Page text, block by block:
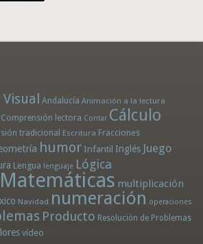
Andalucía Animación a la lectura
Comprensión lectora Contar Cálculo
tradicional Escritura Fracciones
humor Infantil Inglés Juego
Lengua lenguaje Lógica
Matemáticas multiplicación
Navidad numeración operaciones
Producto Resolución de Problemas
vídeo